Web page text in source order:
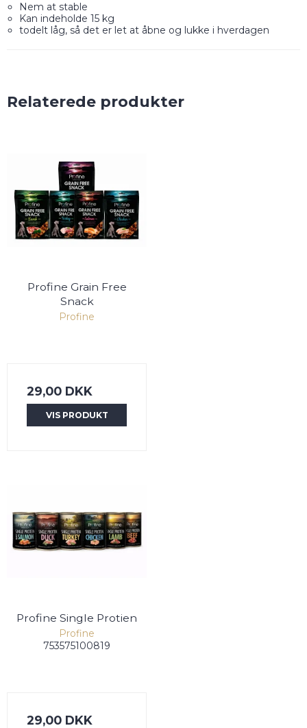
Nem at stable
Kan indeholde 15 kg
todelt låg, så det er let at åbne og lukke i hverdagen
Relaterede produkter
Profine Grain Free
Snack
Profine
29,00 DKK
VIS PRODUKT
Profine Single Protien
Profine
753575100819
29,00 DKK